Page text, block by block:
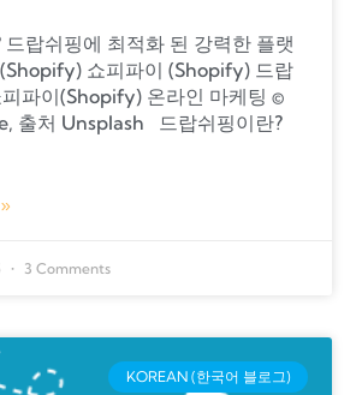
드랍쉬핑에 최적화 된 강력한 플랫
쇼피파이 (Shopify) 드랍
파이(Shopify) 온라인 마케팅 ©
출처 Unsplash 드랍쉬핑이란?
3 Comments
KOREAN (한국어 블로그)